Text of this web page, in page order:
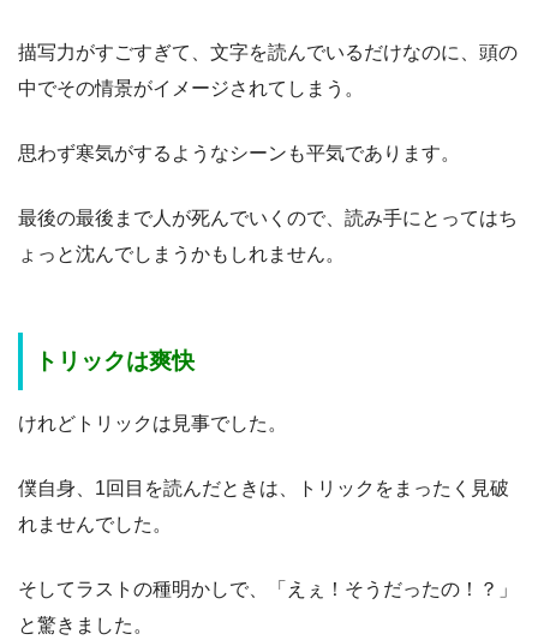
描写力がすごすぎて、文字を読んでいるだけなのに、頭の
中でその情景がイメージされてしまう。
思わず寒気がするようなシーンも平気であります。
最後の最後まで人が死んでいくので、読み手にとってはち
ょっと沈んでしまうかもしれません。
トリックは爽快
けれどトリックは見事でした。
僕自身、1回目を読んだときは、トリックをまったく見破
れませんでした。
そしてラストの種明かしで、「えぇ！そうだったの！？」
と驚きました。